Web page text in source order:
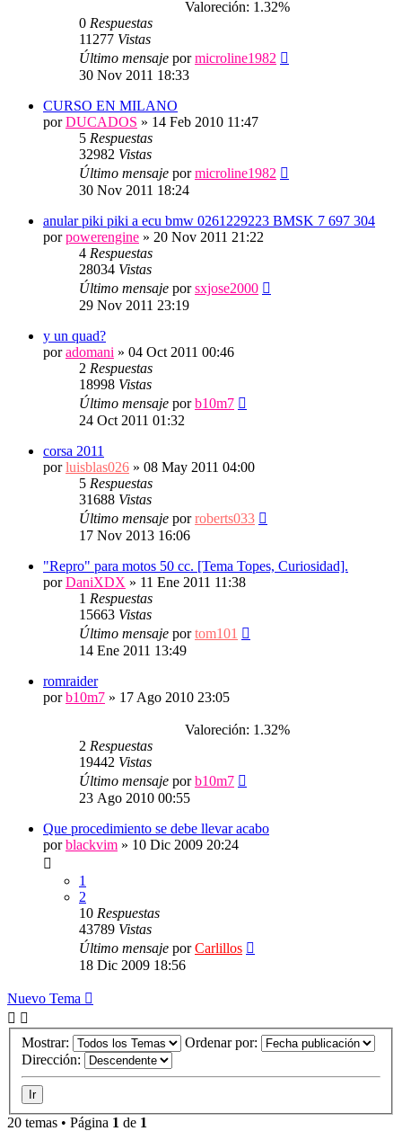
Valoreción: 1.32%
0 Respuestas
11277 Vistas
Último mensaje pormicroline1982
30 Nov 2011 18:33
CURSO EN MILANO
porDUCADOS » 14 Feb 2010 11:47
5 Respuestas
32982 Vistas
Último mensaje pormicroline1982
30 Nov 2011 18:24
anular piki piki a ecu bmw 0261229223 BMSK 7 697 304
porpowerengine » 20 Nov 2011 21:22
4 Respuestas
28034 Vistas
Último mensaje porsxjose2000
29 Nov 2011 23:19
y un quad?
poradomani » 04 Oct 2011 00:46
2 Respuestas
18998 Vistas
Último mensaje porb10m7
24 Oct 2011 01:32
corsa 2011
porluisblas026 » 08 May 2011 04:00
5 Respuestas
31688 Vistas
Último mensaje porroberts033
17 Nov 2013 16:06
"Repro" para motos 50 cc. [Tema Topes, Curiosidad].
porDaniXDX » 11 Ene 2011 11:38
1 Respuestas
15663 Vistas
Último mensaje portom101
14 Ene 2011 13:49
romraider
porb10m7 » 17 Ago 2010 23:05
Valoreción: 1.32%
2 Respuestas
19442 Vistas
Último mensaje porb10m7
23 Ago 2010 00:55
Que procedimiento se debe llevar acabo
porblackvim » 10 Dic 2009 20:24
1
2
10 Respuestas
43789 Vistas
Último mensaje porCarlillos
18 Dic 2009 18:56
Nuevo Tema
Mostrar:
Ordenar por:
Dirección:
20 temas • Página 1 de 1